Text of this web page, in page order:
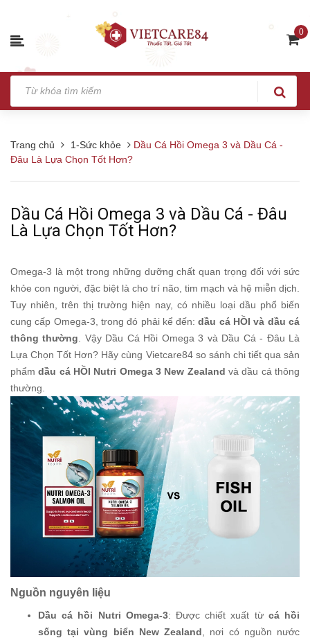
0
Trang chủ 1-Sức khỏe
Dầu Cá Hồi Omega 3 và Dầu Cá -
Đâu Là Lựa Chọn Tốt Hơn?
Dầu Cá Hồi Omega 3 và Dầu Cá - Đâu
Là Lựa Chọn Tốt Hơn?
Omega-3 là một trong những dưỡng chất quan trọng đối với sức
khỏe con người, đặc biệt là cho trí não, tim mạch và hệ miễn dịch.
Tuy nhiên, trên thị trường hiện nay, có nhiều loại dầu phổ biến
cung cấp Omega-3, trong đó phải kể đến:dầu cá HỒI và dầu cá
thông thường . Vậy Dầu Cá Hồi Omega 3 và Dầu Cá - Đâu Là
Lựa Chọn Tốt Hơn? Hãy cùng Vietcare84 so sánh chi tiết qua sản
phẩmdầu cá HỒI Nutri Omega 3 New Zealand và dầu cá thông
thường.
Nguồn nguyên liệu
Dầu cá hồi Nutri Omega-3: Được chiết xuất từ cá hồi
sống tại vùng biển New Zealand , nơi có nguồn nước